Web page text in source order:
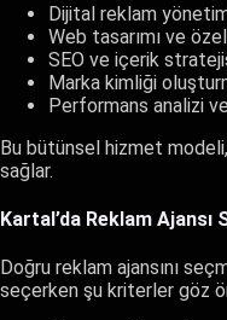
Dijital reklam
Web tasarımı ve
SEO ve içerik
Marka kimliği
Performans analizi
Bu bütünsel hizmet
sağlar.
Kartal’da Reklam
Doğru reklam ajansını
seçerken şu kriterler göz